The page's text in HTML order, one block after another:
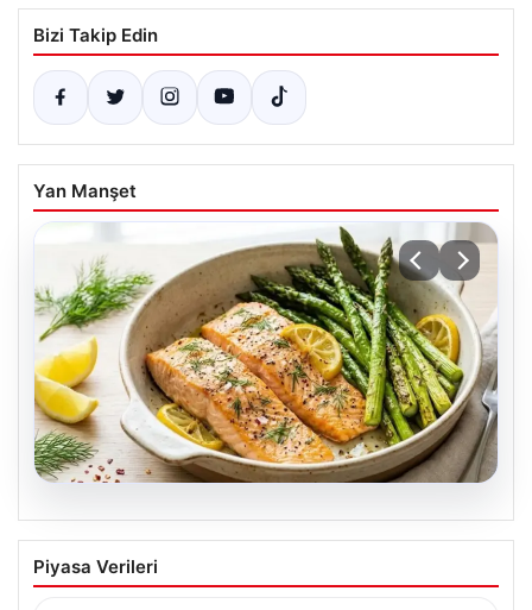
Bizi Takip Edin
Yan Manşet
07.08.2026
Hafif, doyurucu ve omega-3 deposu:
Fırında limonlu kuşkonmazlı somon
Piyasa Verileri